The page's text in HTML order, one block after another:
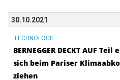
30.10.2021
TECHNOLOGIE
BERNEGGER DECKT AUF
sich beim Pariser
ziehen